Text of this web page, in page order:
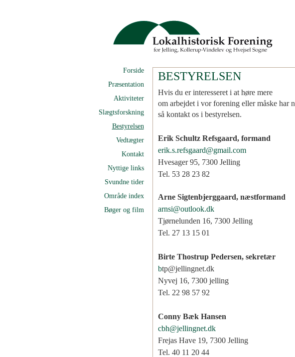
Forside
Præsentation
Aktiviteter
Slægtsforskning
Bestyrelsen
Vedtægter
Kontakt
Nyttige links
Svundne tider
Område index
Bøger og film
BESTYRELSEN
Hvis du er interesseret i at høre mere
om arbejdet i vor forening eller måske har
så kontakt os i bestyrelsen.
Erik Schultz Refsgaard, formand
erik.s.refsgaard@gmail.com
Hvesager 95, 7300 Jelling
Tel. 53 28 23 82
Arne Sigtenbjerggaard, næstformand
arnsi@outlook.dk
Tjørnelunden 16, 7300 Jelling
Tel. 27 13 15 01
Birte Thostrup Pedersen, sekretær
btp@jellingnet.dk
Nyvej 16, 7300 jelling
Tel. 22 98 57 92
Conny Bæk Hansen
cbh@jellingnet.dk
Frejas Have 19, 7300 Jelling
Tel. 40 11 20 44